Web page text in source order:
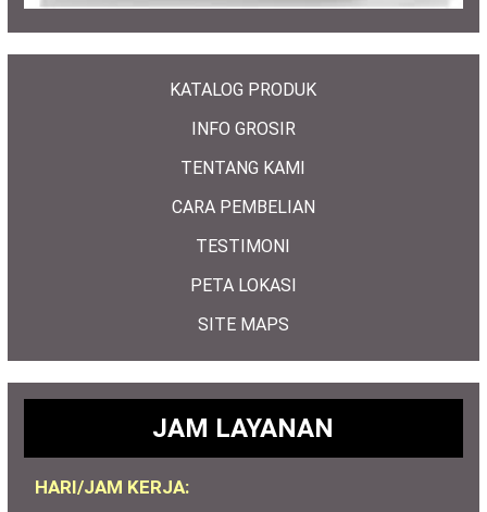
KATALOG PRODUK
INFO GROSIR
TENTANG KAMI
CARA PEMBELIAN
TESTIMONI
PETA LOKASI
SITE MAPS
JAM LAYANAN
HARI/JAM KERJA: